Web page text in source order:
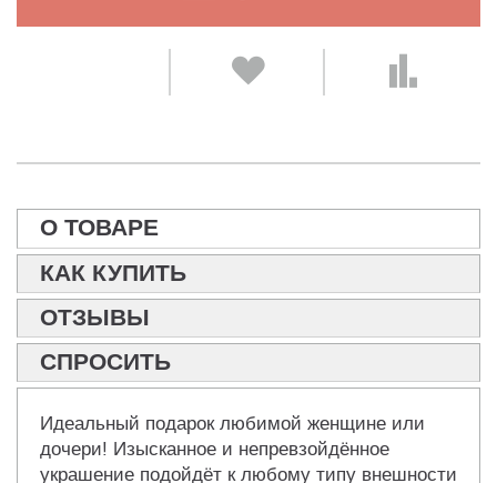
О ТОВАРЕ
КАК КУПИТЬ
ОТЗЫВЫ
СПРОСИТЬ
Идеальный подарок любимой женщине или
дочери! Изысканное и непревзойдённое
украшение подойдёт к любому типу внешности